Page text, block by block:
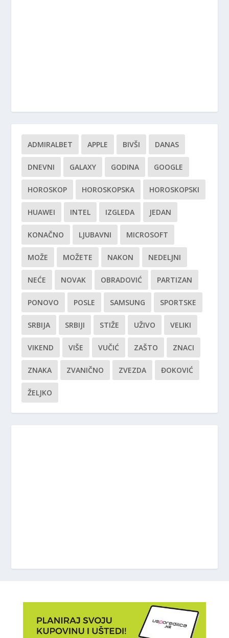
ADMIRALBET APPLE BIVŠI DANAS
DNEVNI GALAXY GODINA GOOGLE
HOROSKOP HOROSKOPSKA HOROSKOPSKI
HUAWEI INTEL IZGLEDA JEDAN
KONAČNO LJUBAVNI MICROSOFT
MOŽE MOŽETE NAKON NEDELJNI
NEĆE NOVAK OBRADOVIĆ PARTIZAN
PONOVO POSLE SAMSUNG SPORTSKE
SRBIJA SRBIJI STIŽE UŽIVO VELIKI
VIKEND VIŠE VUČIĆ ZAŠTO ZNACI
ZNAKA ZVANIČNO ZVEZDA ĐOKOVIĆ
ŽELJKO